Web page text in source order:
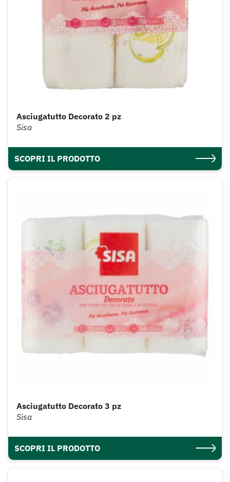
Asciugatutto Decorato 2 pz
Sisa
SCOPRI IL PRODOTTO
Asciugatutto Decorato 3 pz
Sisa
SCOPRI IL PRODOTTO